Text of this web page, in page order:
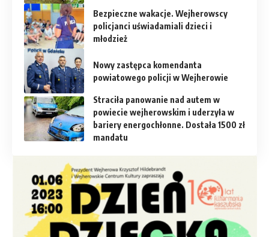
Bezpieczne wakacje. Wejherowscy
policjanci uświadamiali dzieci i
młodzież
Nowy zastępca komendanta
powiatowego policji w Wejherowie
Straciła panowanie nad autem w
powiecie wejherowskim i uderzyła w
bariery energochłonne. Dostała 1500 zł
mandatu